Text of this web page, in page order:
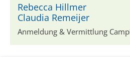
Rebecca Hillmer
Claudia Remeijer
Anmeldung & Vermittlung